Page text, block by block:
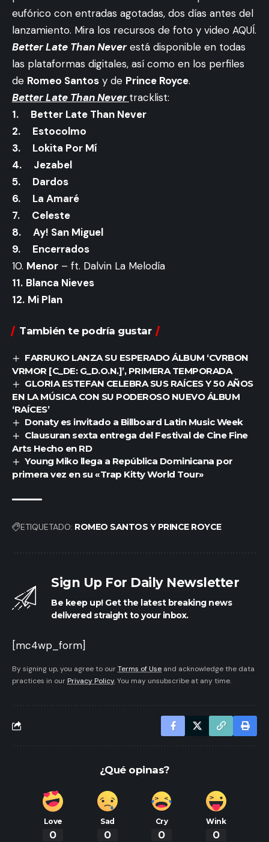
eufórico con entradas agotadas, dos días antes del
lanzamiento. Mira los recursos de foto y video AQUÍ.
Better Late Than Neverestá disponible en todas
las plataformas digitales, así como en los perfiles
de Romeo Santos y de Prince Royce.
Better Late Than Nevertracklist:
1.
Better Late Than Never
2.
Estocolmo
3.
Lokita Por Mí
4.
Jezabel
5.
Dardos
6.
La Amaré
7.
Celeste
8.
Ay! San Miguel
9.
Encerrados
10. Menor – ft. Dalvin La Melodía
11. Blanca Nieves
12. Mi Plan
También te podría gustar
FARRUKO LANZA SU ESPERADO ÁLBUM ‘CVRBON
VRMOR [C_DE: G_D.O.N.]’, PRIMERA TEMPORADA
GLORIA ESTEFAN CELEBRA SUS RAÍCES Y 50 AÑOS
EN LA MÚSICA CON SU PODEROSO NUEVO ÁLBUM
‘RAÍCES’
Donaty es invitado a Billboard Latin Music Week
Clausuran sexta entrega del Festival de Cine Fine
Arts Hecho en RD
Young Miko llega a República Dominicana por
primera vez en su «Trap Kitty World Tour»
ETIQUETADO: ROMEO SANTOS Y PRINCE ROYCE
Sign Up For Daily Newsletter
Be keep up! Get the latest breaking news
delivered straight to your inbox.
[mc4wp_form]
By signing up, you agree to ourTerms of Use and acknowledge the data
practices in our Privacy Policy. You may unsubscribe at any time.
¿Qué opinas?
Love
0
Sad
0
Cry
0
Wink
0